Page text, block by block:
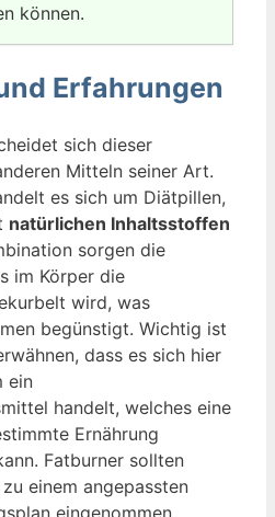
können.
Erfahrungen
sich dieser
Mitteln seiner Art.
es sich um Diätpillen,
natürlichen Inhaltsstoffen
sorgen die
im Körper die
wird, was
begünstigt. Wichtig ist
dass es sich hier
ein
handelt, welches eine
Ernährung
Fatburner sollten
einem angepassten
eingenommen